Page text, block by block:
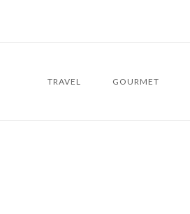
TRAVEL GOURMET